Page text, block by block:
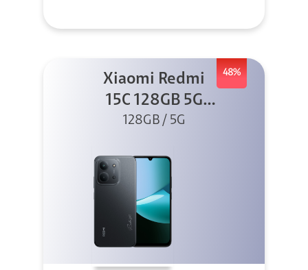
48%
Xiaomi Redmi
15C 128GB 5G
Negro
128GB / 5G